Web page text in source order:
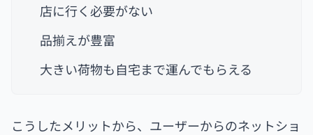
店に行く必要がない
品揃えが豊富
大きい荷物も自宅まで運んでもらえる
こうしたメリットから、ユーザーからのネットショ